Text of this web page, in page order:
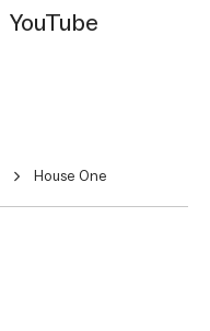
YouTube
House One